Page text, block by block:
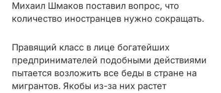
Михаил Шмаков поставил вопрос, что
количество иностранцев нужно сокращать.
Правящий класс в лице богатейших
предпринимателей подобными действиями
пытается возложить все беды в стране на
мигрантов. Якобы из-за них растет